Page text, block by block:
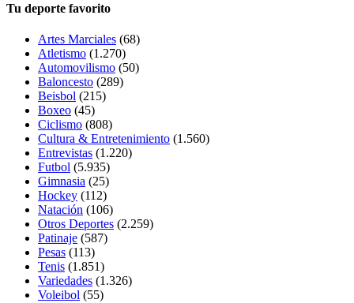
Tu deporte favorito
Artes Marciales (68)
Atletismo (1.270)
Automovilismo (50)
Baloncesto (289)
Beisbol (215)
Boxeo (45)
Ciclismo (808)
Cultura & Entretenimiento (1.560)
Entrevistas (1.220)
Futbol (5.935)
Gimnasia (25)
Hockey (112)
Natación (106)
Otros Deportes (2.259)
Patinaje (587)
Pesas (113)
Tenis (1.851)
Variedades (1.326)
Voleibol (55)